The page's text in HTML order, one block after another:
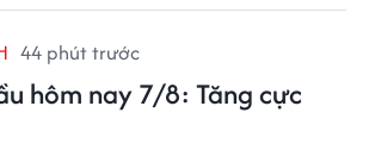
44 phút trước
hôm nay 7/8: Tăng cực